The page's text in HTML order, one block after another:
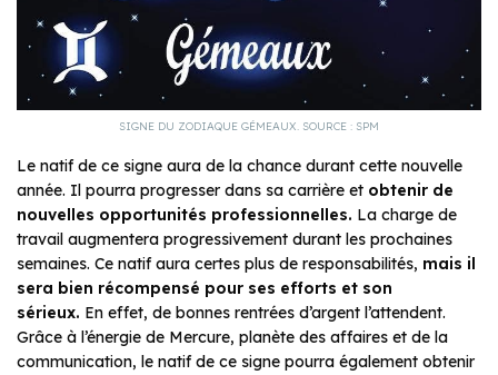
SIGNE DU ZODIAQUE GÉMEAUX. SOURCE : SPM
Le natif de ce signe aura de la chance durant cette nouvelle
année. Il pourra progresser dans sa carrière et obtenir de
nouvelles opportunités professionnelles. La charge de
travail augmentera progressivement durant les prochaines
semaines. Ce natif aura certes plus de responsabilités, mais il
sera bien récompensé pour ses efforts et son
sérieux. En effet, de bonnes rentrées d’argent l’attendent.
Grâce à l’énergie de Mercure, planète des affaires et de la
communication, le natif de ce signe pourra également obtenir